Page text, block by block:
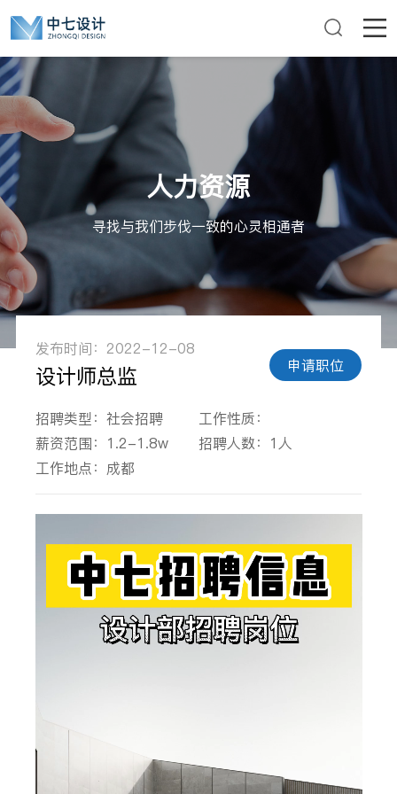
人力资源
寻找与我们步伐一致的心灵相通者
发布时间：2022-12-08
设计师总监 申请职位
招聘类型：社会招聘
工作性质：
薪资范围：1.2-1.8w
招聘人数：1人
工作地点：成都